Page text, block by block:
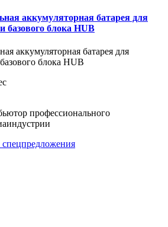
аккумуляторная батарея для
блока HUB
аккумуляторная батарея для
блока HUB
профессионального